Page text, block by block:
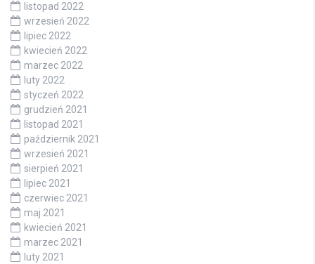
listopad 2022
wrzesień 2022
lipiec 2022
kwiecień 2022
marzec 2022
luty 2022
styczeń 2022
grudzień 2021
listopad 2021
październik 2021
wrzesień 2021
sierpień 2021
lipiec 2021
czerwiec 2021
maj 2021
kwiecień 2021
marzec 2021
luty 2021